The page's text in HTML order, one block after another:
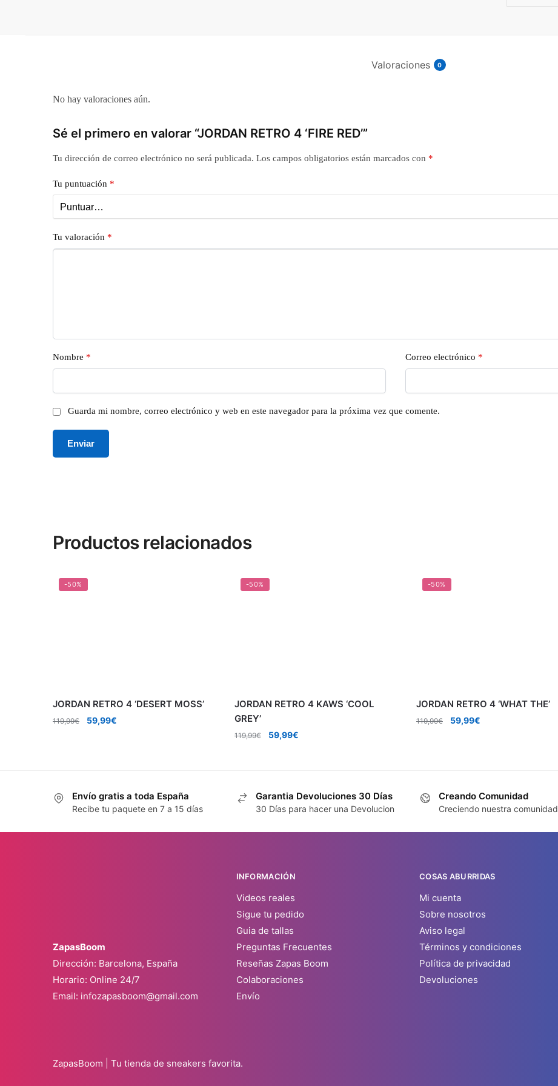
Valoraciones 0
No hay valoraciones aún.
Sé el primero en valorar “JORDAN RETRO 4 ‘FIRE RED’”
Tu dirección de correo electrónico no será publicada. Los campos obligatorios están marcados con *
Tu puntuación *
Tu valoración *
Nombre * Correo electrónico *
Guarda mi nombre, correo electrónico y web en este navegador para la próxima vez que comente.
Productos relacionados
-50%
JORDAN RETRO 4 ‘DESERT MOSS’
119,99€
El
59,99€
-50%
JORDAN RETRO 4 KAWS ‘COOL
GREY’
119,99€
El
59,99€
-50%
JORDAN RETRO 4 ‘WHAT THE’
119,99€
El
59,99€El
Envío gratis a toda España
Recibe tu paquete en 7 a 15 días
Garantia Devoluciones 30 Días
30 Días para hacer una Devolucion
Creando Comunidad
Creciendo nuestra comunidad
ZapasBoom
Dirección: Barcelona, España
Horario: Online 24/7
Email: infozapasboom@gmail.com
INFORMACIÓN
Videos reales
Sigue tu pedido
Guia de tallas
Preguntas Frecuentes
Reseñas Zapas Boom
Colaboraciones
Envío
COSAS ABURRIDAS
Mi cuenta
Sobre nosotros
Aviso legal
Términos y condiciones
Política de privacidad
Devoluciones
ZapasBoom | Tu tienda de sneakers favorita.